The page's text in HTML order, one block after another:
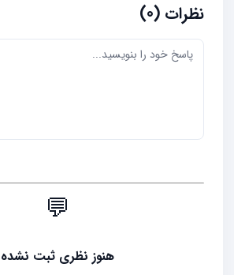
نظرات (0)
💬
هنوز نظری ثبت نشده